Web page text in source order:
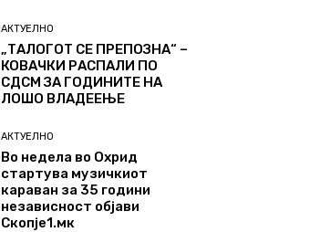
АКТУЕЛНО
„ТАЛОГОТ СЕ ПРЕПОЗНА“ –
КОВАЧКИ РАСПАЛИ ПО
СДСМ ЗА ГОДИНИТЕ НА
ЛОШО ВЛАДЕЕЊЕ
АКТУЕЛНО
Во недела во Охрид
стартува музичкиот
караван за 35 години
независност објави
Скопје1.мк